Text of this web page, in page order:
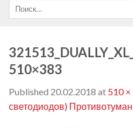
510×383
Published 20.02.2018 at 510 ×
светодиодов)